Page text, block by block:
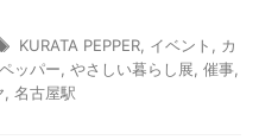
KURATA PEPPER イベント
カ
ッパー やさしい暮らし展 催事
名古屋駅